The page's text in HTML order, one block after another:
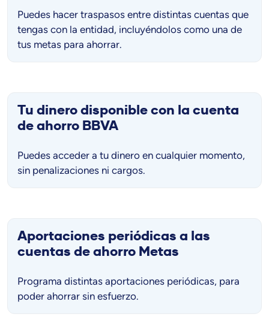
Puedes hacer traspasos entre distintas cuentas que
tengas con la entidad, incluyéndolos como una de
tus metas para ahorrar.
Tu dinero disponible con la cuenta
de ahorro BBVA
Puedes acceder a tu dinero en cualquier momento,
sin penalizaciones ni cargos.
Aportaciones periódicas a las
cuentas de ahorro Metas
Programa distintas aportaciones periódicas, para
poder ahorrar sin esfuerzo.